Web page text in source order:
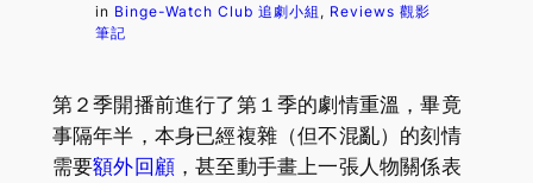
in Binge-Watch Club 追劇小組 , Reviews 觀影
筆記
第２季開播前進行了第１季的劇情重溫，畢竟
事隔年半，本身已經複雜（但不混亂）的刻情
需要額外回顧 ，甚至動手畫上一張人物關係表